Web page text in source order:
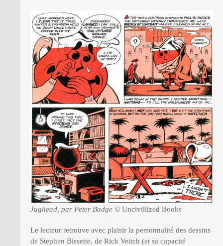
Jughead, par Peter Badge © Uncivillized Books
Le lecteur retrouve avec plaisir la personnalité des dessins
de Stephen Bissette, de Rick Veitch (et sa capacité